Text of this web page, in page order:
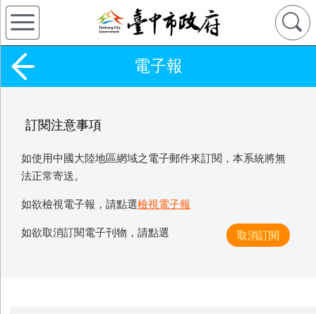
電子報
訂閱注意事項
如使用中國大陸地區網域之電子郵件來訂閱，本系統將無
法正常寄送。
如欲檢視電子報，請點選檢視電子報
如欲取消訂閱電子刊物，請點選 取消訂閱